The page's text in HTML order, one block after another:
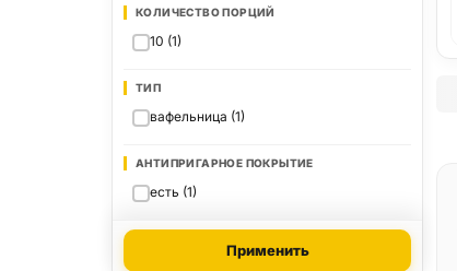
КОЛИЧЕСТВО ПОРЦИЙ
10 (1)
ТИП
вафельница (1)
АНТИПРИГАРНОЕ ПОКРЫТИЕ
есть (1)
Применить